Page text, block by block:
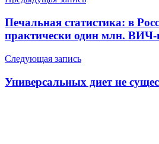
по
записям
Печальная статистика: в
практически один млн.
Следующая запись
Универсальных диет не